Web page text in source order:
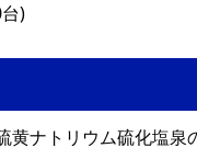
)
黄ナトリウム硫化塩泉